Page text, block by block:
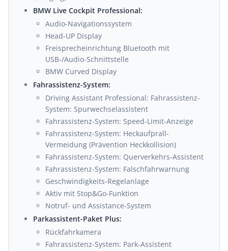
BMW Live Cockpit Professional:
Audio-Navigationssystem
Head-UP Display
Freisprecheinrichtung Bluetooth mit
USB-/Audio-Schnittstelle
BMW Curved Display
Fahrassistenz-System:
Driving Assistant Professional: Fahrassistenz-
System: Spurwechselassistent
Fahrassistenz-System: Speed-Limit-Anzeige
Fahrassistenz-System: Heckaufprall-
Vermeidung (Prävention Heckkollision)
Fahrassistenz-System: Querverkehrs-Assistent
Fahrassistenz-System: Falschfahrwarnung
Geschwindigkeits-Regelanlage
Aktiv mit Stop&Go-Funktion
Notruf- und Assistance-System
Parkassistent-Paket Plus:
Rückfahrkamera
Fahrassistenz-System: Park-Assistent